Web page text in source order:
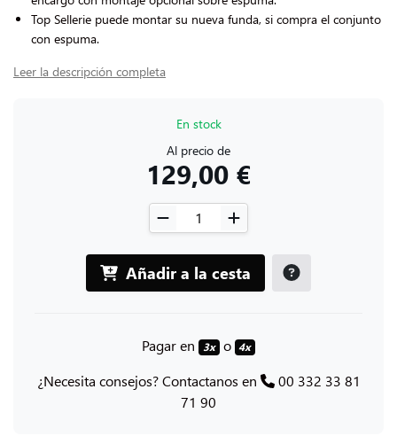
Top Sellerie puede montar su nueva funda, si compra el conjunto
con espuma.
Leer la descripción completa
En stock
Al precio de
129,00 €
Añadir a la cesta
Pagar en 3x o 4x
¿Necesita consejos? Contactanos en
00 332 33 81
71 90